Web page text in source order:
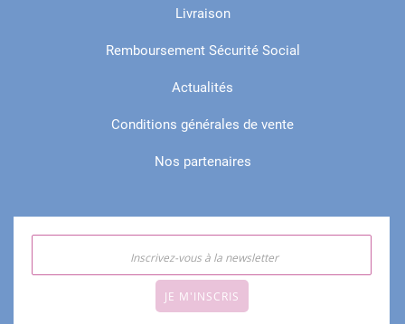
Livraison
Remboursement Sécurité Social
Actualités
Conditions générales de vente
Nos partenaires
JE M'INSCRIS